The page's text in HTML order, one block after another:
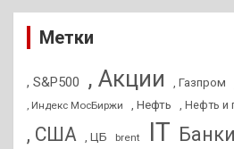
Метки
, S&P500 , Акции , Газпром
, Индекс МосБиржи , Нефть , Нефть и
, США , ЦБ brent IT